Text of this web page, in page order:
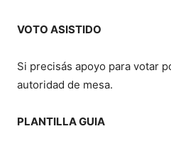
VOTO ASISTIDO
Si precisás apoyo para votar
autoridad de mesa.
PLANTILLA GUIA